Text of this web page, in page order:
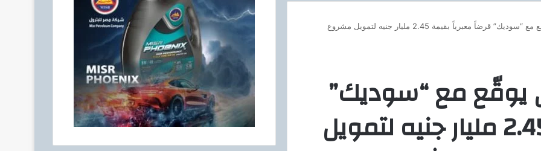
البنك التجاري الدولي يوقّع مع “سوديك” قرضاً معبرياً بقيمة 2.45 مليار جنيه لتمويل مشروع
يوقّع مع “سوديك”
قرضاً معبرياً بقيمة 2.45 مليار جنيه لتمويل